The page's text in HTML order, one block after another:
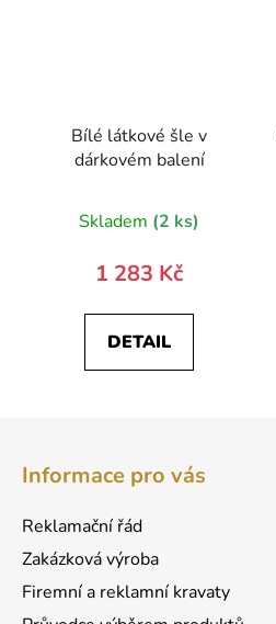
Bílé látkové šle v
dárkovém balení
Skladem (2 ks)
1 283 Kč
DETAIL
Informace pro vás
Reklamační řád
Zakázková výroba
Firemní a reklamní kravaty